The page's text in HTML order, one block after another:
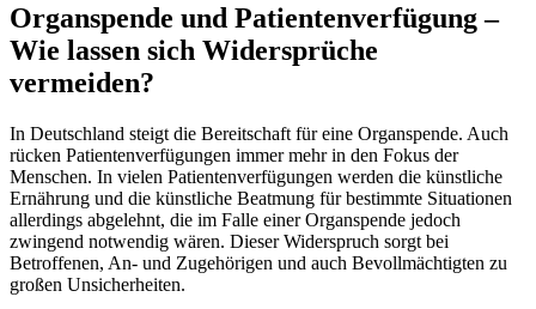
Organspende und Patientenverfügung –
Wie lassen sich Widersprüche
vermeiden?
In Deutschland steigt die Bereitschaft für eine Organspende. Auch
rücken Patientenverfügungen immer mehr in den Fokus der
Menschen. In vielen Patientenverfügungen werden die künstliche
Ernährung und die künstliche Beatmung für bestimmte Situationen
allerdings abgelehnt, die im Falle einer Organspende jedoch
zwingend notwendig wären. Dieser Widerspruch sorgt bei
Betroffenen, An- und Zugehörigen und auch Bevollmächtigten zu
großen Unsicherheiten.